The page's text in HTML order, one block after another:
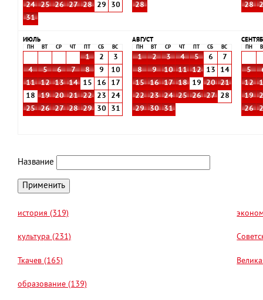
24
25 26 27 28 29
30
31
28
28
ИЮЛЬ
ПН ВТ СР ЧТ СБ ВС
1 2
3
4
5 6 7 8 9
10
11
12 13 14 15 16
17
18
19 20 21 22 23
24
25
26 27 28 29 30 31
АВГУСТ
ПН ВТ СР ЧТ СБ ВС
1 2 3 4 5 6
7
8
9 10 11 12 13
14
15
16 17 18 19 20
21
22
23 24 25 26 27
28
29
30 31
ПН
5
12
19
26
Название
история (319)
культура (231)
Ткачев (165)
образование (139)